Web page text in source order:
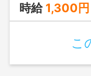
時給 1,300円
こ